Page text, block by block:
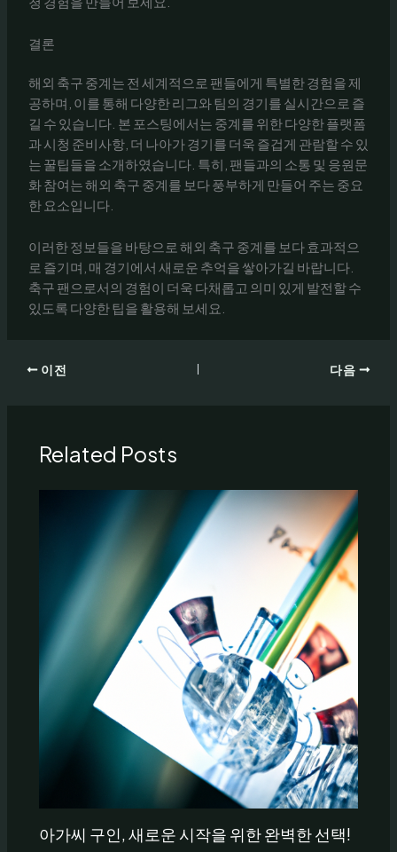
결론
해외 축구 중계는 전 세계적으로 팬들에게 특별한 경험을 제
공하며, 이를 통해 다양한 리그와 팀의 경기를 실시간으로 즐
길 수 있습니다. 본 포스팅에서는 중계를 위한 다양한 플랫폼
과 시청 준비사항, 더 나아가 경기를 더욱 즐겁게 관람할 수 있
는 꿀팁들을 소개하였습니다. 특히, 팬들과의 소통 및 응원문
화 참여는 해외 축구 중계를 보다 풍부하게 만들어 주는 중요
한 요소입니다.
이러한 정보들을 바탕으로 해외 축구 중계를 보다 효과적으
로 즐기며, 매 경기에서 새로운 추억을 쌓아가길 바랍니다.
축구 팬으로서의 경험이 더욱 다채롭고 의미 있게 발전할 수
있도록 다양한 팁을 활용해 보세요.
이전 다음
Related Posts
아가씨 구인, 새로운 시작을 위한 완벽한 선택!